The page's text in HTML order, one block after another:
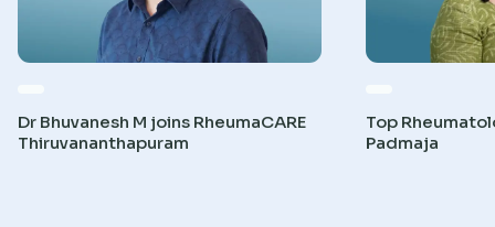
Dr Bhuvanesh M joins RheumaCARE
Thiruvananthapuram
Top
Padmaja